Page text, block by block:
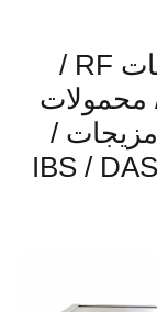
نحن ننتج بشكل رئيسي ربطات RF /
محمولات
/